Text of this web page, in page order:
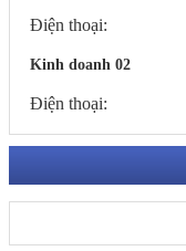
Điện thoại:
Kinh doanh 02
Điện thoại: